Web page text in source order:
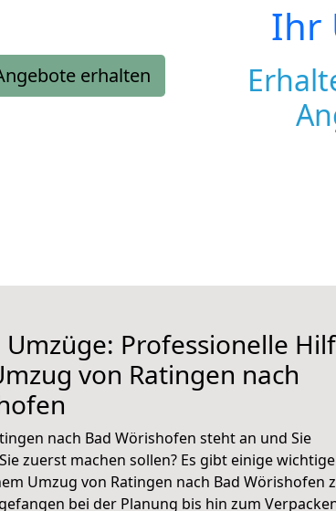
erhalten
Ihr
Umzüge: Professionelle
von Ratingen nach
nach Bad Wörishofen steht an und Sie
zuerst machen sollen? Es gibt einige wichtige
Umzug von Ratingen nach Bad Wörishofen
bei der Planung bis hin zum